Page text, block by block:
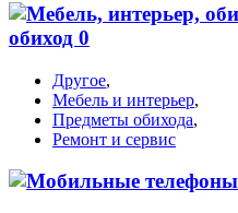
обиход 0
Другое,
Мебель и интерьер,
Предметы обихода,
Ремонт и сервис